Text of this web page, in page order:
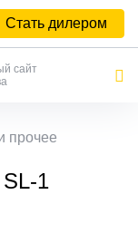
Стать дилером
сайт
прочее
1